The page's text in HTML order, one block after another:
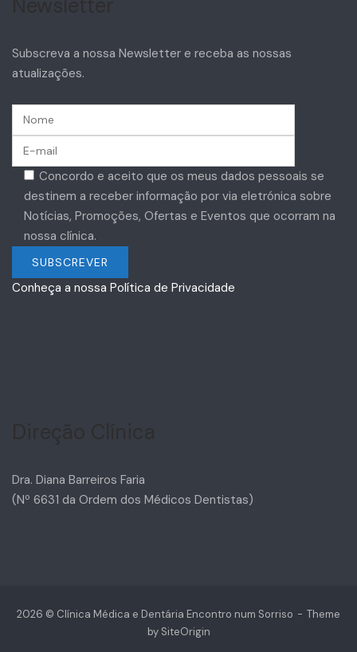
Subscreva a nossa Newsletter e receba as nossas
atualizações.
Concordo e aceito que os meus dados pessoais se
destinem a receber informação por via eletrónica sobre
Notícias, Promoções, Ofertas e Eventos que ocorram na
nossa clínica.
Conheça a nossa Política de Privacidade
Dra. Diana Barreiros Faria
(Nº 6631 da Ordem dos Médicos Dentistas)
2026 © Clínica Médica e Dentária Encontro num Sorriso
Theme
by SiteOrigin